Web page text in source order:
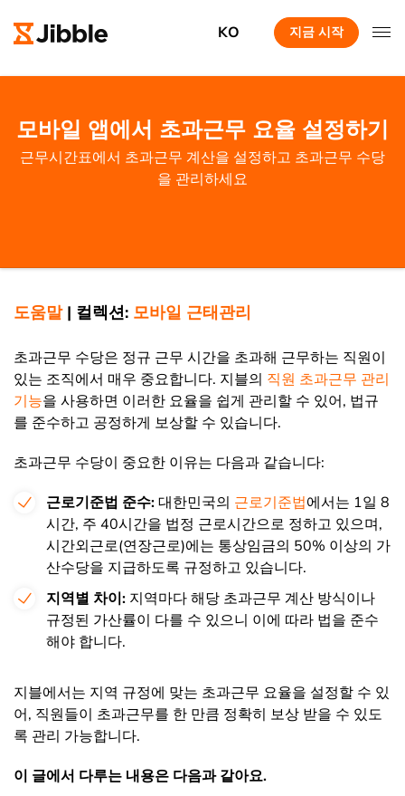
KO 지금 시작
모바일 앱에서 초과근무 요율 설정하기
근무시간표에서 초과근무 계산을 설정하고 초과근무 수당
을 관리하세요
도움말| 컬렉션: 모바일 근태관리
초과근무 수당은 정규 근무 시간을 초과해 근무하는 직원이
있는 조직에서 매우 중요합니다. 지블의 직원 초과근무 관리
기능을 사용하면 이러한 요율을 쉽게 관리할 수 있어, 법규
를 준수하고 공정하게 보상할 수 있습니다.
초과근무 수당이 중요한 이유는 다음과 같습니다:
근로기준법 준수:대한민국의 근로기준법에서는 1일 8
시간, 주 40시간을 법정 근로시간으로 정하고 있으며,
시간외근로(연장근로)에는 통상임금의 50% 이상의 가
산수당을 지급하도록 규정하고 있습니다.
지역별 차이: 지역마다 해당 초과근무 계산 방식이나
규정된 가산률이 다를 수 있으니 이에 따라 법을 준수
해야 합니다.
지블에서는 지역 규정에 맞는 초과근무 요율을 설정할 수 있
어, 직원들이 초과근무를 한 만큼 정확히 보상 받을 수 있도
록 관리 가능합니다.
이 글에서 다루는 내용은 다음과 같아요.